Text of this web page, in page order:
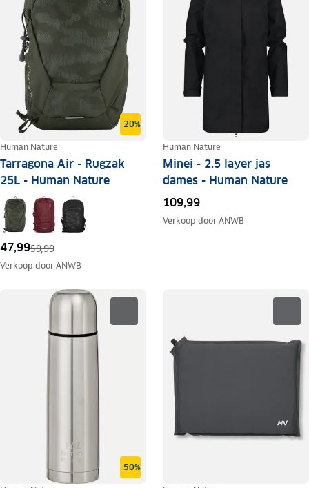
-20%
Human Nature
Tarragona Air - Rugzak
25L - Human Nature
47,9959,99
Verkoop doorANWB
Human Nature
Minei - 2.5 layer jas
dames - Human Nature
109,99
Verkoop doorANWB
-50%